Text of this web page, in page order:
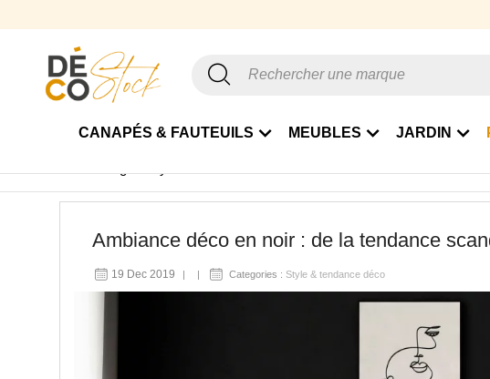
CANAPÉS & FAUTEUILS MEUBLES JARDIN
Ambiance déco en noir : de la tendance
19 Dec 2019 Categories : Style & tendance déco